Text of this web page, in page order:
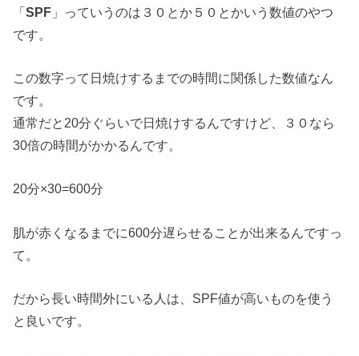
「SPF 」っていうのは３０とか５０とかいう数値のやつ
です。
この数字って日焼けするまでの時間に関係した数値なん
です。
通常だと20分ぐらいで日焼けするんですけど、３０なら
30倍の時間がかかるんです。
20分×30=600分
肌が赤くなるまでに600分遅らせることが出来るんですっ
て。
だから長い時間外にいる人は、SPF値が高いものを使う
と良いです。